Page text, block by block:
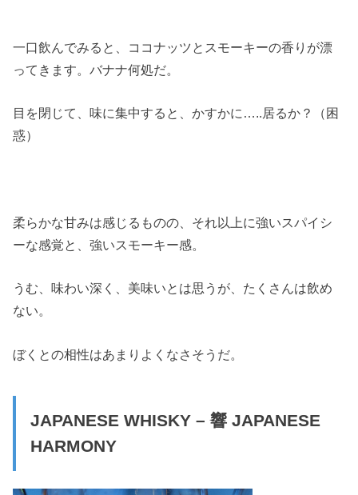
一口飲んでみると、ココナッツとスモーキーの香りが漂
ってきます。バナナ何処だ。
目を閉じて、味に集中すると、かすかに…..居るか？（困
惑）
柔らかな甘みは感じるものの、それ以上に強いスパイシ
ーな感覚と、強いスモーキー感。
うむ、味わい深く、美味いとは思うが、たくさんは飲め
ない。
ぼくとの相性はあまりよくなさそうだ。
JAPANESE WHISKY – 響 JAPANESE
HARMONY